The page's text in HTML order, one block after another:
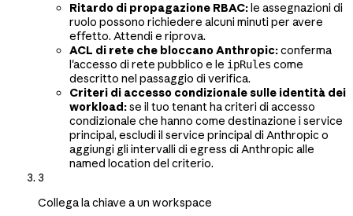
Ritardo di propagazione RBAC:le assegnazioni di
ruolo possono richiedere alcuni minuti per avere
effetto. Attendi e riprova.
ACL di rete che bloccano Anthropic:conferma
l'accesso di rete pubblico e le ipRules come
descritto nel passaggio di verifica.
Criteri di accesso condizionale sulle identità dei
workload:se il tuo tenant ha criteri di accesso
condizionale che hanno come destinazione i service
principal, escludi il service principal di Anthropic o
aggiungi gli intervalli di egress di Anthropic alle
named location del criterio.
3
Collega la chiave a un workspace